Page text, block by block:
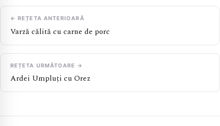
← REȚETA ANTERIOARĂ
Varză călită cu carne de porc
REȚETA URMĂTOARE →
Ardei Umpluți cu Orez